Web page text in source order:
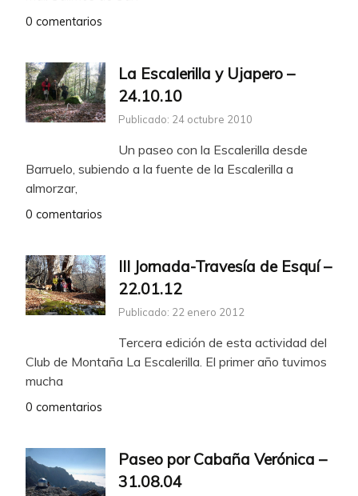
0 comentarios
La Escalerilla y Ujapero –
24.10.10
Publicado: 24 octubre 2010
Un paseo con la Escalerilla desde
Barruelo, subiendo a la fuente de la Escalerilla a
almorzar,
0 comentarios
III Jornada-Travesía de Esquí –
22.01.12
Publicado: 22 enero 2012
Tercera edición de esta actividad del
Club de Montaña La Escalerilla. El primer año tuvimos
mucha
0 comentarios
Paseo por Cabaña Verónica –
31.08.04